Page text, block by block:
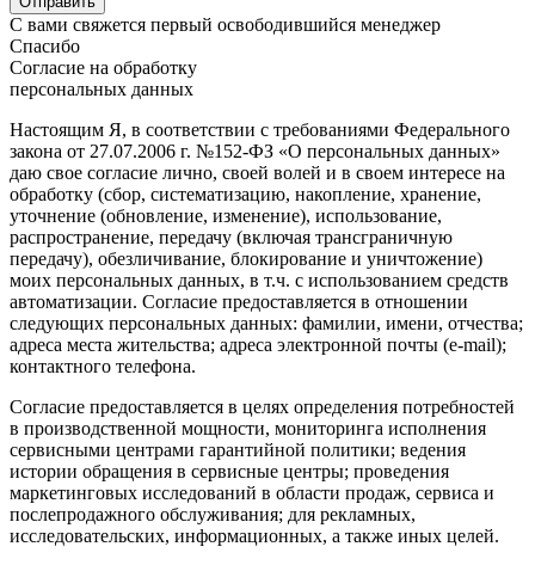
С вами свяжется первый освободившийся менеджер
Спасибо
Согласие на обработку
персональных данных
Настоящим Я, в соответствии с требованиями Федерального
закона от 27.07.2006 г. №152-ФЗ «О персональных данных»
даю свое согласие лично, своей волей и в своем интересе на
обработку (сбор, систематизацию, накопление, хранение,
уточнение (обновление, изменение), использование,
распространение, передачу (включая трансграничную
передачу), обезличивание, блокирование и уничтожение)
моих персональных данных, в т.ч. с использованием средств
автоматизации. Согласие предоставляется в отношении
следующих персональных данных: фамилии, имени, отчества;
адреса места жительства; адреса электронной почты (e-mail);
контактного телефона.
Согласие предоставляется в целях определения потребностей
в производственной мощности, мониторинга исполнения
сервисными центрами гарантийной политики; ведения
истории обращения в сервисные центры; проведения
маркетинговых исследований в области продаж, сервиса и
послепродажного обслуживания; для рекламных,
исследовательских, информационных, а также иных целей.